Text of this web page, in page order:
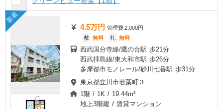
新着
4.5万円 管理費2,000円
敷 無料 礼 無料
西武国分寺線/鷹の台駅 歩21分
西武拝島線/東大和市駅 歩26分
多摩都市モノレール/砂川七番駅 歩31分
東京都立川市若葉町３
1階 / 1K / 19.44m²
地上3階建 / 賃貸マンション